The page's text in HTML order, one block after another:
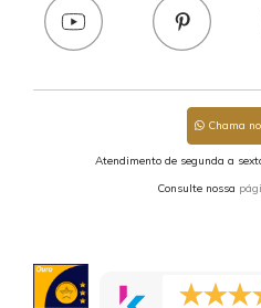
Chama
Atendimento de segunda a
Consulte nossa